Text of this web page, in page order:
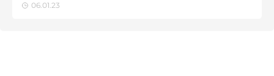
06.01.23